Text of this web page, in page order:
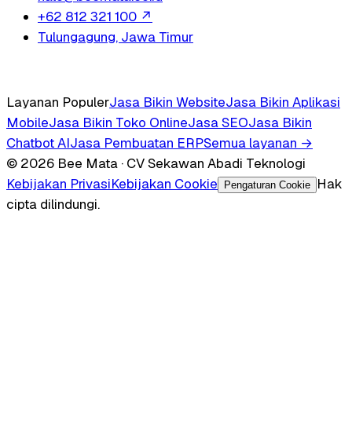
+62 812 321 100 ↗
Tulungagung, Jawa Timur
Layanan PopulerJasa Bikin WebsiteJasa Bikin Aplikasi
MobileJasa Bikin Toko OnlineJasa SEOJasa Bikin
Chatbot AIJasa Pembuatan ERPSemua layanan →
© 2026 Bee Mata · CV Sekawan Abadi Teknologi
Kebijakan PrivasiKebijakan Cookie Pengaturan Cookie
Hak
cipta dilindungi.